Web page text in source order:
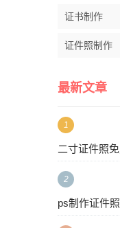
证书制作
证件照制作
最新文章
1
二寸证件照
2
ps制作证件